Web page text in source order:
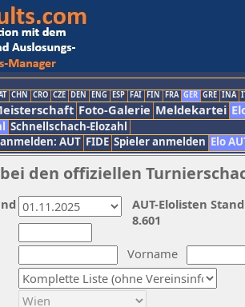
CHN CRO CZE DEN ENG ESP FAI FIN FRA GER GRE INA
Foto-Galerie Meldekartei
Schnellschach-Elozahl
AUT FIDE Spieler anmelden Elo
den offiziellen
Vorname
AUT-Elolisten
8.601